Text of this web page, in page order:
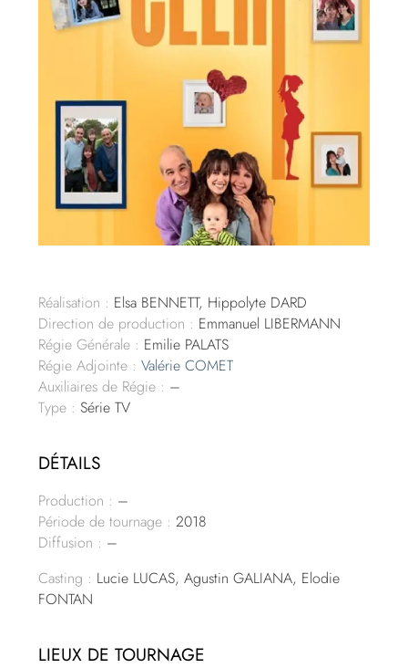
Réalisation : Elsa BENNETT, Hippolyte DARD
Direction de production : Emmanuel LIBERMANN
Régie Générale : Emilie PALATS
Régie Adjointe : Valérie COMET
Auxiliaires de Régie : –
Type : Série TV
DÉTAILS
Production : –
Période de tournage : 2018
Diffusion : –
Casting : Lucie LUCAS, Agustin GALIANA, Elodie
FONTAN
LIEUX DE TOURNAGE